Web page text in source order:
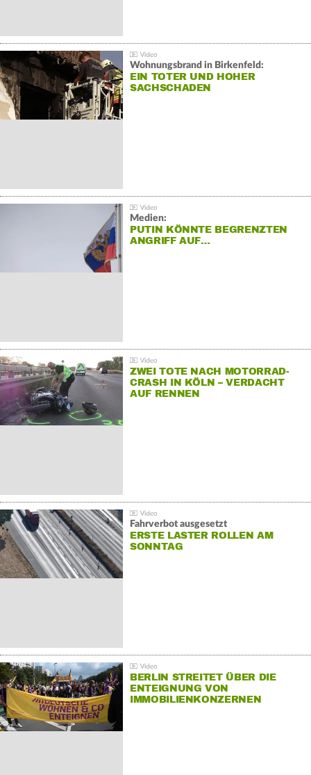
Wohnungsbrand in Birkenfeld:
EIN TOTER UND HOHER
SACHSCHADEN
Medien:
PUTIN KÖNNTE BEGRENZTEN
ANGRIFF AUF…
ZWEI TOTE NACH MOTORRAD-
CRASH IN KÖLN – VERDACHT
AUF RENNEN
Fahrverbot ausgesetzt
ERSTE LASTER ROLLEN AM
SONNTAG
BERLIN STREITET ÜBER DIE
ENTEIGNUNG VON
IMMOBILIENKONZERNEN